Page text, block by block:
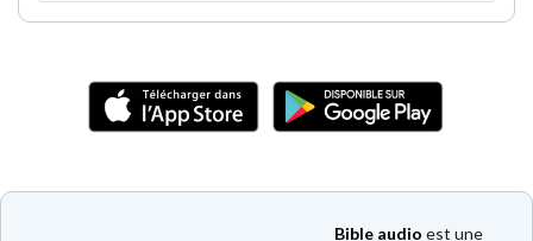
Bible audio est une